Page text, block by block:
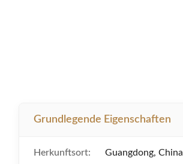
Grundlegende Eigenschaften
Herkunftsort: Guangdong, China